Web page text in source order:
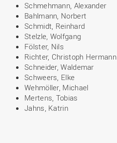
Schmehmann, Alexander
Bahlmann, Norbert
Schmidt, Reinhard
Stelzle, Wolfgang
Fölster, Nils
Richter, Christoph Hermann
Schneider, Waldemar
Schweers, Elke
Wehmöller, Michael
Mertens, Tobias
Jahns, Katrin